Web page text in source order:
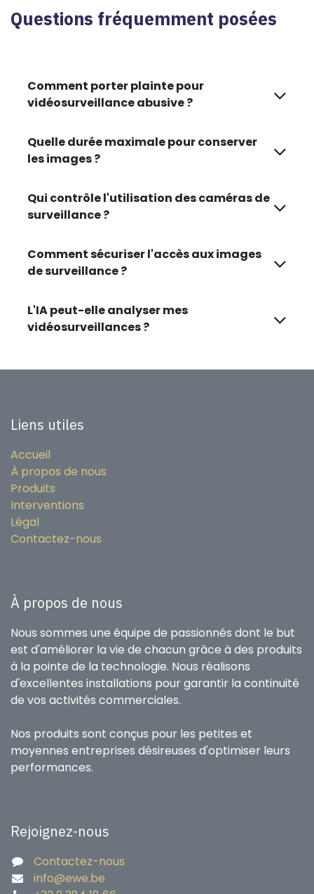
Questions fréquemment posées​
Comment porter plainte pour
vidéosurveillance abusive ?
Quelle durée maximale pour conserver
les images ?
Qui contrôle l'utilisation des caméras de
surveillance ?
Comment sécuriser l'accès aux images
de surveillance ?
L'IA peut-elle analyser mes
vidéosurveillances ?
Liens utiles
Accueil
À propos de nous
Produits
Interventions
Légal
Contactez-nous
À propos de nous
Nous sommes une équipe de passionnés dont le but
est d'améliorer la vie de chacun grâce à des produits
à la pointe de la technologie. Nous réalisons
d'excellentes installations pour garantir la continuité
de vos activités commerciales.
Nos produits sont conçus pour les petites et
moyennes entreprises désireuses d'optimiser leurs
performances.
Rejoignez-nous
Contactez-nous
info@ewe.be